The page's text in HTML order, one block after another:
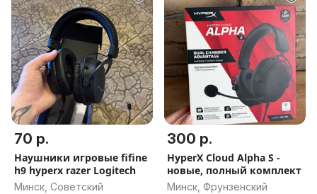
70 р.
Наушники игровые fifine
h9 hyperx razer Logitech
Минск, Советский
300 р.
HyperX Cloud Alpha S -
новые, полный комплект
Минск, Фрунзенский